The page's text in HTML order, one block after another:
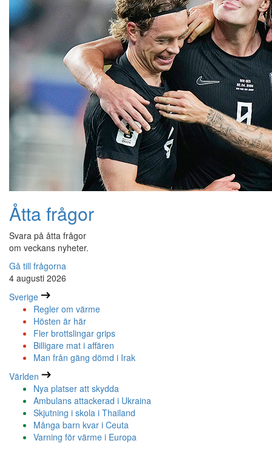
Åtta frågor
Svara på åtta frågor
om veckans nyheter.
Gå till frågorna
4 augusti 2026
Sverige
Regler om värme
Hösten är här
Fler brottslingar grips
Billigare mat i affären
Man från gäng dömd i Irak
Världen
Nya platser att skydda
Ambulans attackerad i Ukraina
Skjutning i skola i Thailand
Många barn kvar i Ceuta
Varning för värme i Europa